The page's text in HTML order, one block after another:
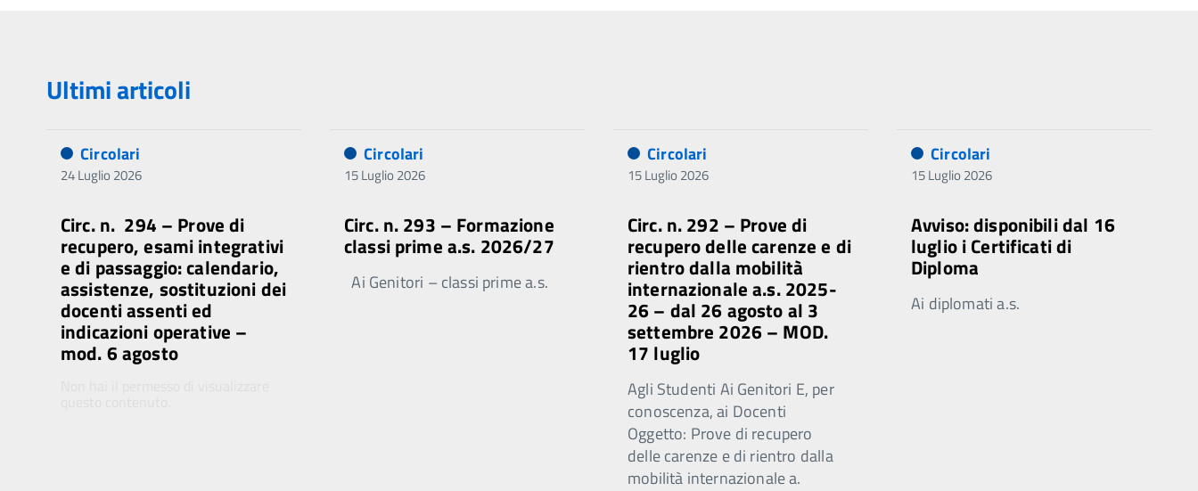
Ultimi articoli
Circolari
24 Luglio 2026
Circ. n. 294 – Prove di
recupero, esami integrativi
e di passaggio: calendario,
assistenze, sostituzioni dei
docenti assenti ed
indicazioni operative –
mod. 6 agosto
Circolari
15 Luglio 2026
Circ. n. 293 – Formazione
classi prime a.s. 2026/27
Ai Genitori – classi prime a.s.
Circolari
15 Luglio 2026
Circ. n. 292 – Prove di
recupero delle carenze e di
rientro dalla mobilità
internazionale a.s. 2025-
26 – dal 26 agosto al 3
settembre 2026 – MOD.
17 luglio
Agli Studenti Ai Genitori E, per
conoscenza, ai Docenti
Oggetto: Prove di recupero
delle carenze e di rientro dalla
mobilità internazionale a.
Circolari
15 Luglio 2026
Avviso: disponibili dal 16
luglio i Certificati di
Diploma
Ai diplomati a.s.